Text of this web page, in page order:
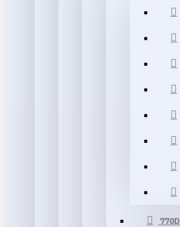
770D